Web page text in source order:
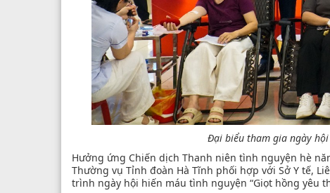
Đại biểu tham gia ngày hội
Hưởng ứng Chiến dịch Thanh niên tình nguyện hè
Thường vụ Tỉnh đoàn Hà Tĩnh phối hợp với Sở Y tế,
trình ngày hội hiến máu tình nguyện “Giọt hồng yêu